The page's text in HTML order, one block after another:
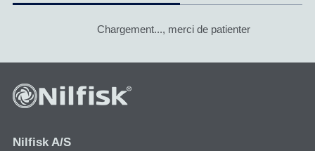
Chargement..., merci de patienter
Nilfisk A/S